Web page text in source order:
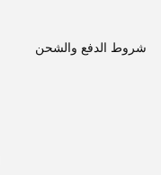
شروط الدفع والشحن